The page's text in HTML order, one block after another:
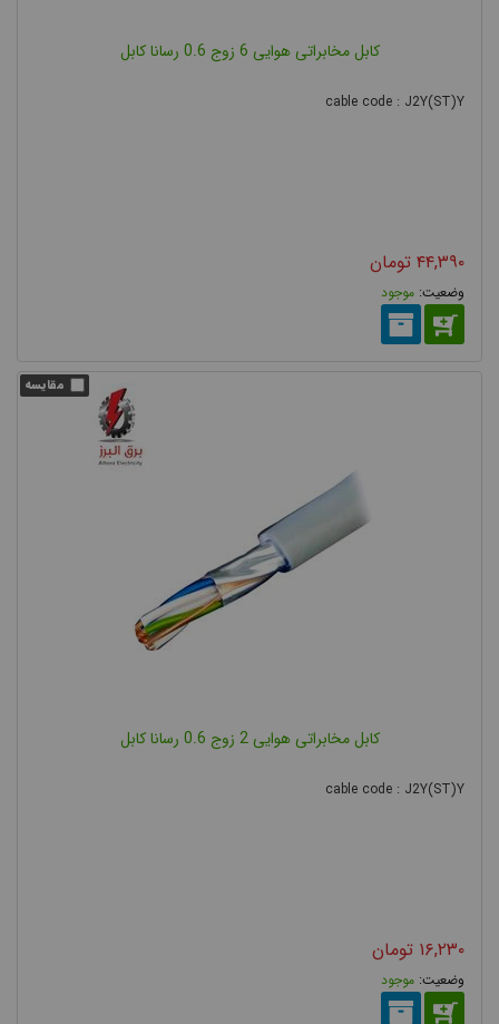
کابل مخابراتی هوایی 6 زوج 0.6 رسانا کابل
cable code : J2Y(ST)Y
۴۴,۳۹۰ تومان
موجود
کابل مخابراتی هوایی 2 زوج 0.6 رسانا کابل
cable code : J2Y(ST)Y
۱۶,۲۳۰ تومان
موجود